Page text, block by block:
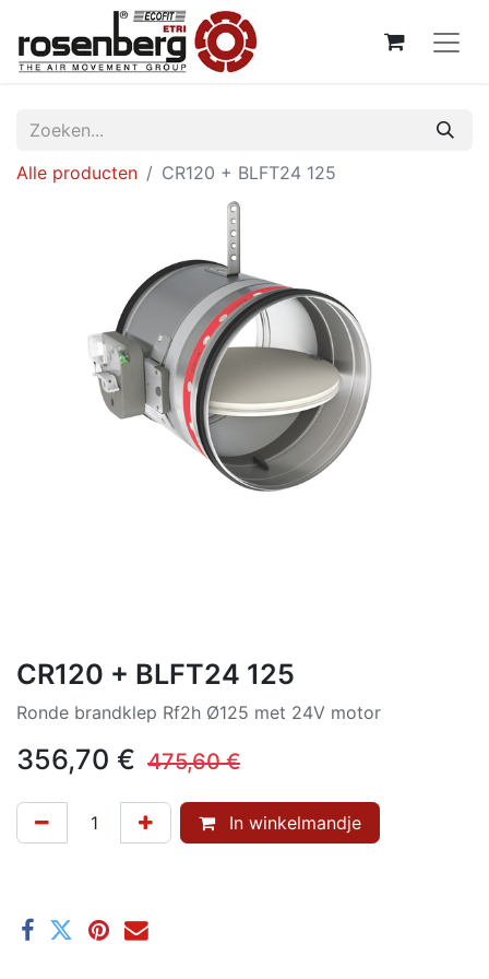
Alle producten CR120 + BLFT24 125
CR120 + BLFT24 125
Ronde brandklep Rf2h Ø125 met 24V motor
356,70 € 475,60€
In winkelmandje